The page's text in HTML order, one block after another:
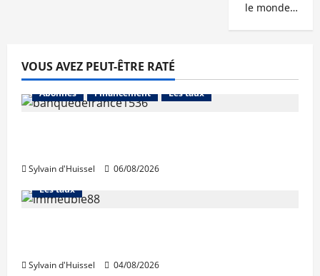
le monde…
VOUS AVEZ PEUT-ÊTRE RATÉ
Abonnés Financement Les taux
Sylvain d'Huissel 06/08/2026
Abonnés Financement
Les taux
Sylvain d'Huissel
04/08/2026